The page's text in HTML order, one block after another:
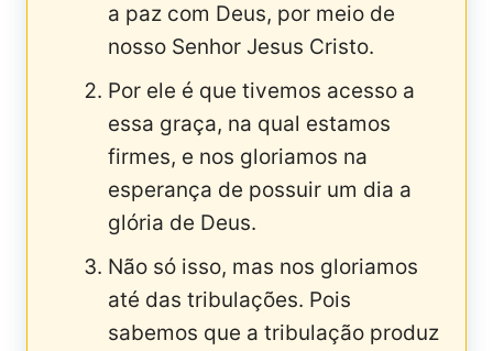
a paz com Deus, por meio de
nosso Senhor Jesus Cristo.
Por ele é que tivemos acesso a
essa graça, na qual estamos
firmes, e nos gloria­mos na
esperança de possuir um dia a
glória de Deus.
Não só isso, mas nos gloriamos
até das tribulações. Pois
sabemos que a tribulação produz